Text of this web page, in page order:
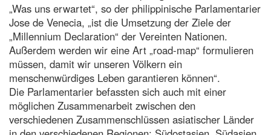
„Was uns erwartet“, so der philippinische Parlamentarier
Jose de Venecia, „ist die Umsetzung der Ziele der
„Millennium Declaration“ der Vereinten Nationen.
Außerdem werden wir eine Art „road-map“ formulieren
müssen, damit wir unseren Völkern ein
menschenwürdiges Leben garantieren können“.
Die Parlamentarier befassten sich auch mit einer
möglichen Zusammenarbeit zwischen den
verschiedenen Zusammenschlüssen asiatischer Länder